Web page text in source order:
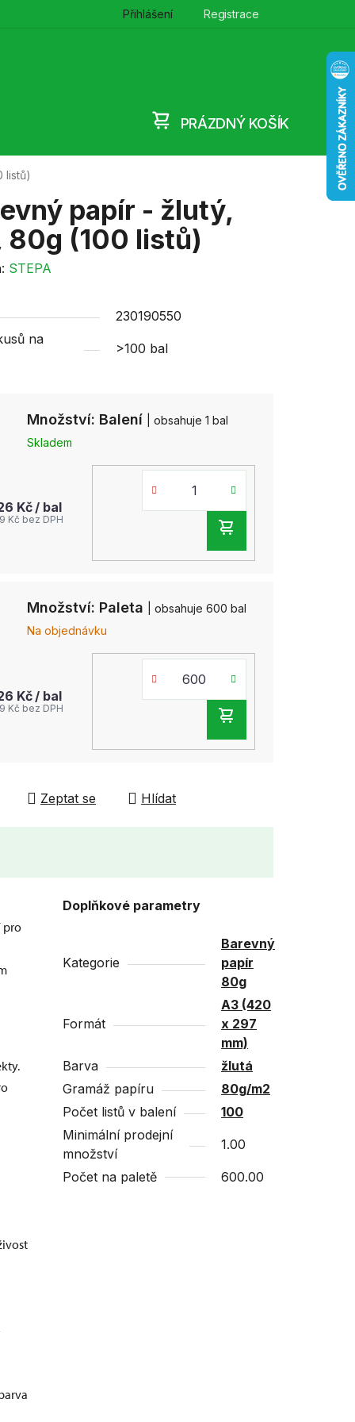
Přihlášení Registrace
PRÁZDNÝ KOŠÍK
listů)
papír - žlutý,
80g (100 listů)
STEPA
Množství: Balení
| obsahuje 1 bal
Skladem
Kč / bal
Kč bez DPH
KOŠÍKU
Množství: Paleta
| obsahuje 600 bal
Na objednávku
Kč / bal
Kč bez DPH
KOŠÍKU
230190550
na
>100 bal
Zeptat se Hlídat
pro
Doplňkové parametry
Kategorie
Barevný
papír
80g
Formát
A3 (420
x 297
mm)
Barva
žlutá
Gramáž papíru
80g/m2
Počet listů v balení
100
Minimální prodejní
množství
1.00
Počet na paletě 600.00